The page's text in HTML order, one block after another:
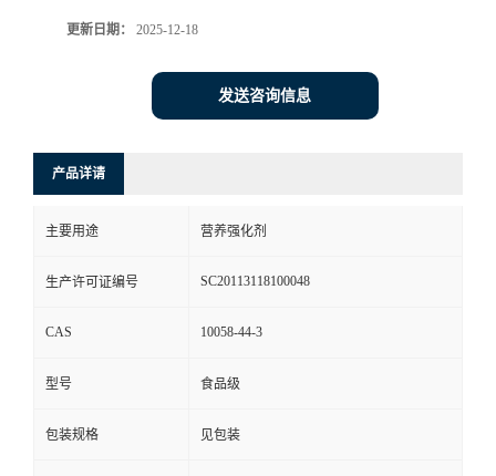
更新日期： 2025-12-18
发送咨询信息
产品详请
主要用途 营养强化剂
生产许可证编号 SC20113118100048
CAS 10058-44-3
型号 食品级
包装规格 见包装